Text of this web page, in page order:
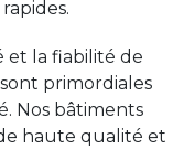
et la fiabilité de
primordiales
Nos bâtiments
haute qualité et